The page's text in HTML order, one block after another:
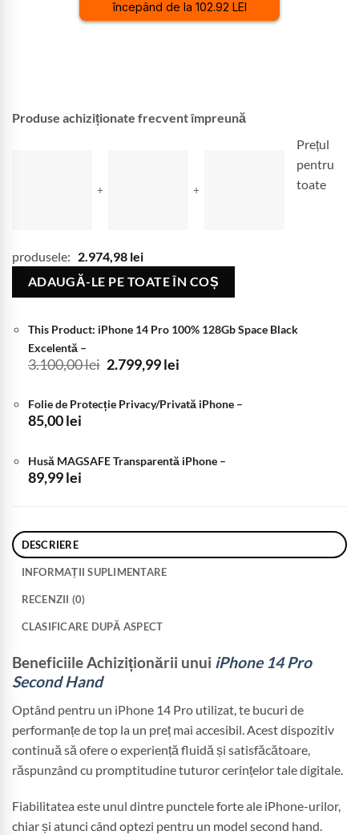
începând de la 102.92 LEI
Produse achiziționate frecvent împreună
+ +
Prețul
pentru
toate
produsele: 2.974,98 lei
ADAUGĂ-LE PE TOATE ÎN COȘ
This Product: iPhone 14 Pro 100% 128Gb Space Black
Excelentă –
3.100,00lei Prețul
fost:
2.799,99lei
2.799,99 lei.
Folie de Protecție Privacy/Privată iPhone –
85,00lei
Husă MAGSAFE Transparentă iPhone –
89,99lei
DESCRIERE
INFORMAȚII SUPLIMENTARE
RECENZII (0)
CLASIFICARE DUPĂ ASPECT
Beneficiile Achiziționării unui iPhone 14 Pro
Second Hand
Optând pentru un iPhone 14 Pro utilizat, te bucuri de
performanțe de top la un preț mai accesibil. Acest dispozitiv
continuă să ofere o experiență fluidă și satisfăcătoare,
răspunzând cu promptitudine tuturor cerințelor tale digitale.
Fiabilitatea este unul dintre punctele forte ale iPhone-urilor,
chiar și atunci când optezi pentru un model second hand.